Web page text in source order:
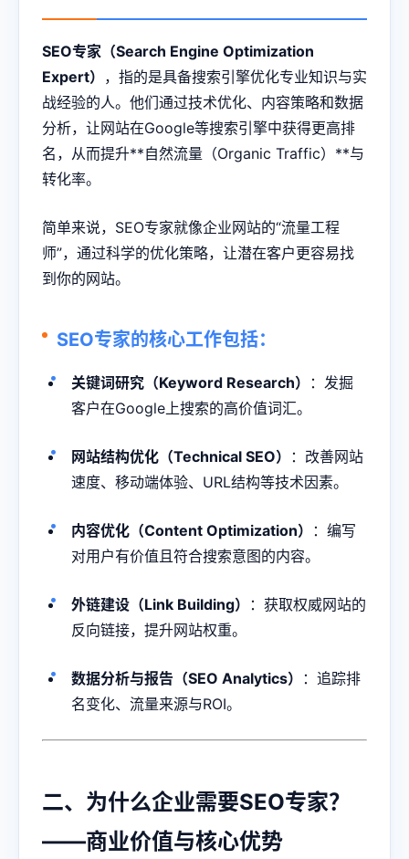
SEO专家（Search Engine Optimization
Expert） ，指的是具备搜索引擎优化专业知识与实
战经验的人。他们通过技术优化、内容策略和数据
分析，让网站在Google等搜索引擎中获得更高排
名，从而提升**自然流量（Organic Traffic）**与
转化率。
简单来说，SEO专家就像企业网站的“流量工程
师”，通过科学的优化策略，让潜在客户更容易找
到你的网站。
SEO专家的核心工作包括：
关键词研究（Keyword Research）
：发掘
客户在Google上搜索的高价值词汇。
网站结构优化（Technical SEO）
：改善网站
速度、移动端体验、URL结构等技术因素。
内容优化（Content Optimization）
：编写
对用户有价值且符合搜索意图的内容。
外链建设（Link Building）
：获取权威网站的
反向链接，提升网站权重。
数据分析与报告（SEO Analytics）
：追踪排
名变化、流量来源与ROI。
二、为什么企业需要SEO专家？
——商业价值与核心优势